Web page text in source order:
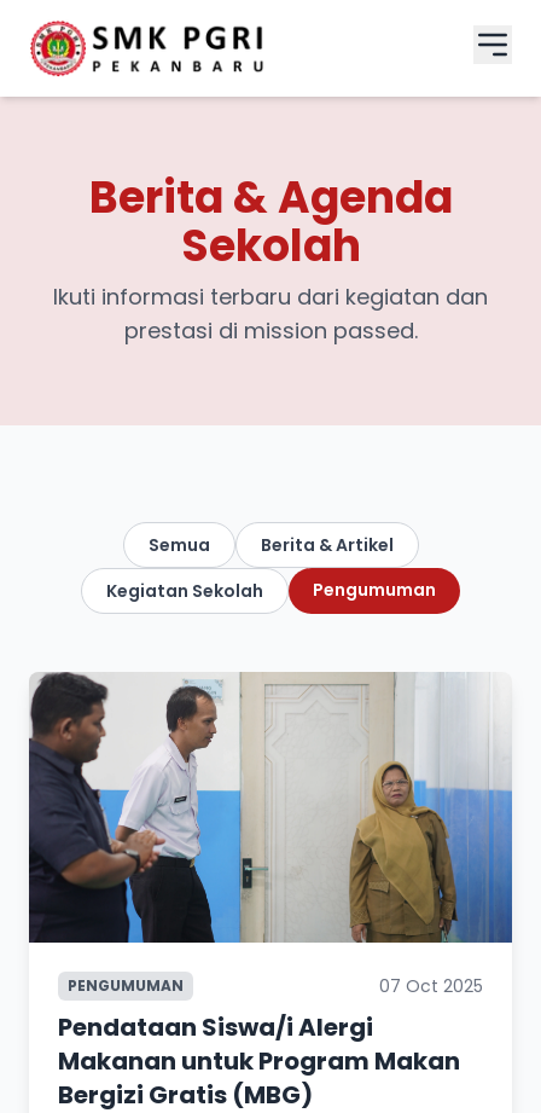
Berita & Agenda
Sekolah
Ikuti informasi terbaru dari kegiatan dan
prestasi di mission passed.
Semua
Berita & Artikel
Kegiatan Sekolah
Pengumuman
PENGUMUMAN 07 Oct 2025
Pendataan Siswa/i Alergi
Makanan untuk Program Makan
Bergizi Gratis (MBG)